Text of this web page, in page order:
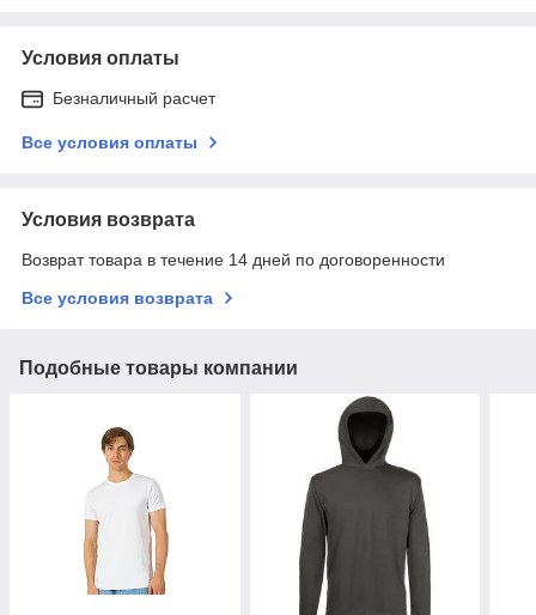
Условия оплаты
Безналичный расчет
Все условия оплаты
Условия возврата
Возврат товара в течение 14 дней по договоренности
Все условия возврата
Подобные товары компании